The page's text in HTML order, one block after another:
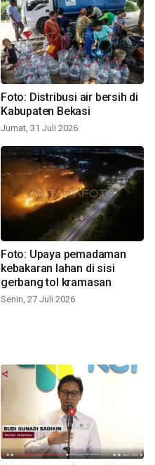
Foto: Distribusi air bersih di
Kabupaten Bekasi
Jumat, 31 Juli 2026
Foto: Upaya pemadaman
kebakaran lahan di sisi
gerbang tol kramasan
Senin, 27 Juli 2026